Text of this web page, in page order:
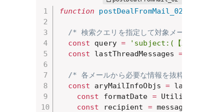
function postDealFromMail_02
/* 検索クエリを指定して対象メールを絞
const query =
'subject:(【XXサービ
const lastThreadMessages =
/* 各メールから必要な情報を抜粋したオ
const aryMailInfoObjs =
const formatDate = Utilities
const recipient = message